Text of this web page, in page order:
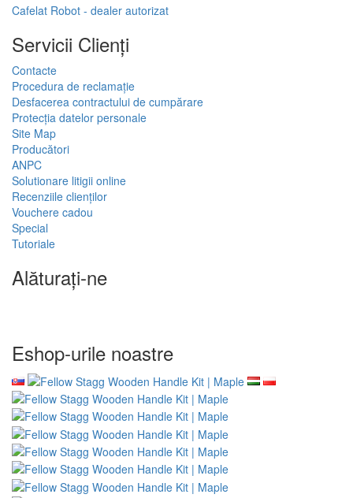
Cafelat Robot - dealer autorizat
Servicii Clienţi
Contacte
Procedura de reclamație
Desfacerea contractului de cumpărare
Protecția datelor personale
Site Map
Producători
ANPC
Solutionare litigii online
Recenziile clienților
Vouchere cadou
Special
Tutoriale
Alăturați-ne
Eshop-urile noastre